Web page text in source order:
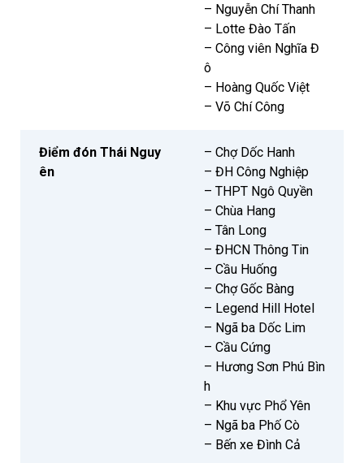
– Nguyễn Chí Thanh
– Lotte Đào Tấn
– Công viên Nghĩa Đ
ô
– Hoàng Quốc Việt
– Võ Chí Công
Điểm đón Thái Nguy
ên
– Chợ Dốc Hanh
– ĐH Công Nghiệp
– THPT Ngô Quyền
– Chùa Hang
– Tân Long
– ĐHCN Thông Tin
– Cầu Huống
– Chợ Gốc Bàng
– Legend Hill Hotel
– Ngã ba Dốc Lim
– Cầu Cứng
– Hương Sơn Phú Bìn
h
– Khu vực Phổ Yên
– Ngã ba Phố Cò
– Bến xe Đình Cả